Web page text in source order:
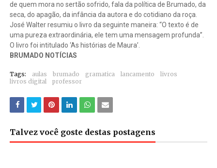
de quem mora no sertão sofrido, fala da política de Brumado, da
seca, do apagão, da infância da autora e do cotidiano da roça.
José Walter resumiu o livro da seguinte maneira: “O texto é de
uma pureza extraordinária, ele tem uma mensagem profunda”.
O livro foi intitulado ‘As histórias de Maura’.
BRUMADO NOTÍCIAS
Tags: aulas brumado gramatica lancamento
livros
livros digital
professor
Talvez você goste destas postagens